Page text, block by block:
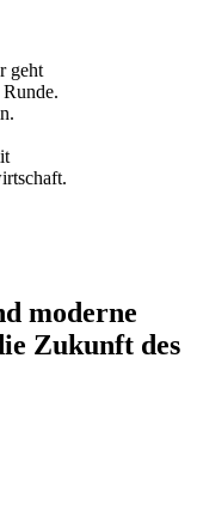
geht
moderne
Zukunft des